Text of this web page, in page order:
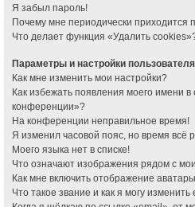
Я забыл пароль!
Почему мне периодически приходится
Что делает функция «Удалить
Параметры и настройки пользователя
Как мне изменить мои настройки?
Как избежать появления моего имени в
конференции»?
На конференции неправильное время!
Я изменил часовой пояс, но время всё
Моего языка нет в списке!
Что означают изображения рядом с
Как мне включить отображение
Что такое звание и как я могу изменить